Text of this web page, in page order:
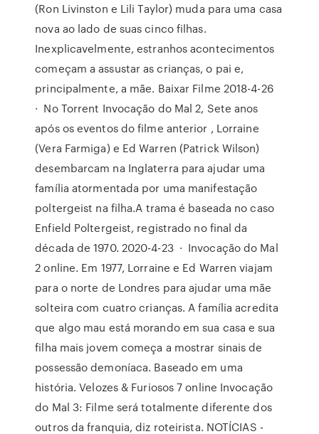
(Ron Livinston e Lili Taylor) muda para uma casa
nova ao lado de suas cinco filhas.
Inexplicavelmente, estranhos acontecimentos
começam a assustar as crianças, o pai e,
principalmente, a mãe. Baixar Filme 2018-4-26
· No Torrent Invocação do Mal 2, Sete anos
após os eventos do filme anterior , Lorraine
(Vera Farmiga) e Ed Warren (Patrick Wilson)
desembarcam na Inglaterra para ajudar uma
família atormentada por uma manifestação
poltergeist na filha.A trama é baseada no caso
Enfield Poltergeist, registrado no final da
década de 1970. 2020-4-23 · Invocação do Mal
2 online. Em 1977, Lorraine e Ed Warren viajam
para o norte de Londres para ajudar uma mãe
solteira com cuatro crianças. A família acredita
que algo mau está morando em sua casa e sua
filha mais jovem começa a mostrar sinais de
possessão demoníaca. Baseado em uma
história. Velozes & Furiosos 7 online Invocação
do Mal 3: Filme será totalmente diferente dos
outros da franquia, diz roteirista. NOTÍCIAS -